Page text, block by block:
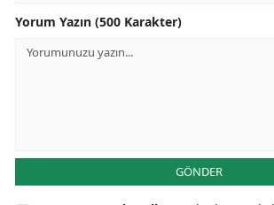
Yorum Yazın (500 Karakter)
GÖNDER